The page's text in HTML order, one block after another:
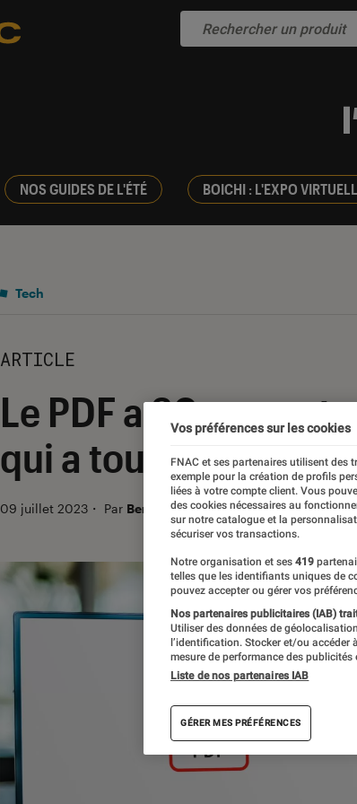
NOS GUIDES DE L'ÉTÉ BOICHI : L'EXPO
Tech
ARTICLE
Le PDF a 30 ans,
qui a tout changé
09 juillet 2023 ・ Par Benjamin Logerot
Vos préférences sur les cookies
FNAC et ses partenaires utilisent des
exemple pour la création de profils
liées à votre compte client. Vous
des cookies nécessaires au
sur notre catalogue et la
sécuriser vos transactions.
Notre organisation et ses 419
telles que les identifiants uniques de
pouvez accepter ou gérer vos
Nos partenaires publicitaires (IAB)
Utiliser des données de
l’identification. Stocker et/ou
mesure de performance des publicités
Liste de nos partenaires IAB
GÉRER MES PRÉFÉRENCES